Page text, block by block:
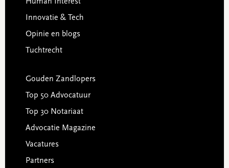
Innovatie & Tech
Opinie en blogs
Tuchtrecht
Gouden Zandlopers
Top 50 Advocatuur
Top 30 Notariaat
Advocatie Magazine
Vacatures
Partners